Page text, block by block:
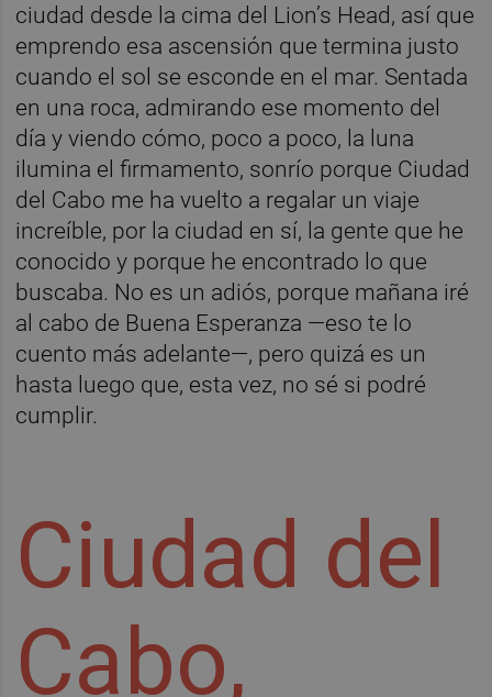
ciudad desde la cima del Lion’s Head, así que
emprendo esa ascensión que termina justo
cuando el sol se esconde en el mar. Sentada
en una roca, admirando ese momento del
día y viendo cómo, poco a poco, la luna
ilumina el firmamento, sonrío porque Ciudad
del Cabo me ha vuelto a regalar un viaje
increíble, por la ciudad en sí, la gente que he
conocido y porque he encontrado lo que
buscaba. No es un adiós, porque mañana iré
al cabo de Buena Esperanza —eso te lo
cuento más adelante—, pero quizá es un
hasta luego que, esta vez, no sé si podré
cumplir.
Ciudad del
Cabo,